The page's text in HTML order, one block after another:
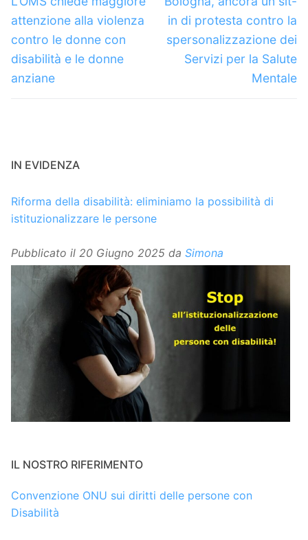
precedente:
attenzione alla violenza
contro le donne con
disabilità e le donne
anziane
successivo:
in di protesta contro la
spersonalizzazione dei
Servizi per la Salute
Mentale
IN EVIDENZA
Riforma della disabilità: eliminiamo la possibilità di
istituzionalizzare le persone
Pubblicato il 20 Giugno 2025 da Simona
IL NOSTRO RIFERIMENTO
Convenzione ONU sui diritti delle persone con
Disabilità